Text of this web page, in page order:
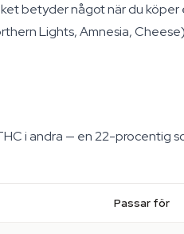
betyder något när du
Lights, Amnesia,
i andra — en 22-procentig
Passar för